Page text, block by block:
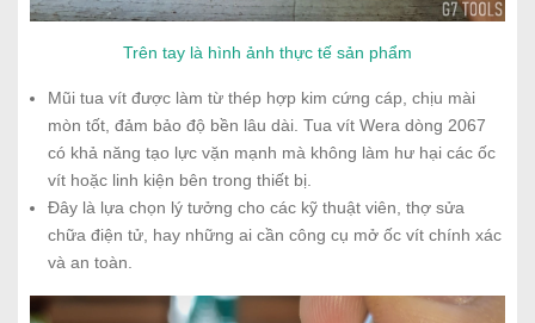
Trên tay là hình ảnh thực tế sản phẩm
Mũi tua vít được làm từ thép hợp kim cứng cáp, chịu mài
mòn tốt, đảm bảo độ bền lâu dài. Tua vít Wera dòng 2067
có khả năng tạo lực vặn mạnh mà không làm hư hại các ốc
vít hoặc linh kiện bên trong thiết bị.
Đây là lựa chọn lý tưởng cho các kỹ thuật viên, thợ sửa
chữa điện tử, hay những ai cần công cụ mở ốc vít chính xác
và an toàn.